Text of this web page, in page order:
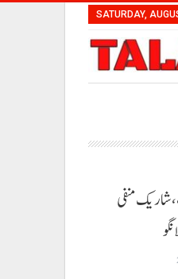
SATURDAY,
شاریک منفی